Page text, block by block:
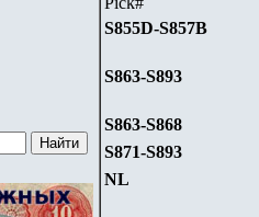
S855D-S857B
S863-S893
S863-S868
S871-S893
NL